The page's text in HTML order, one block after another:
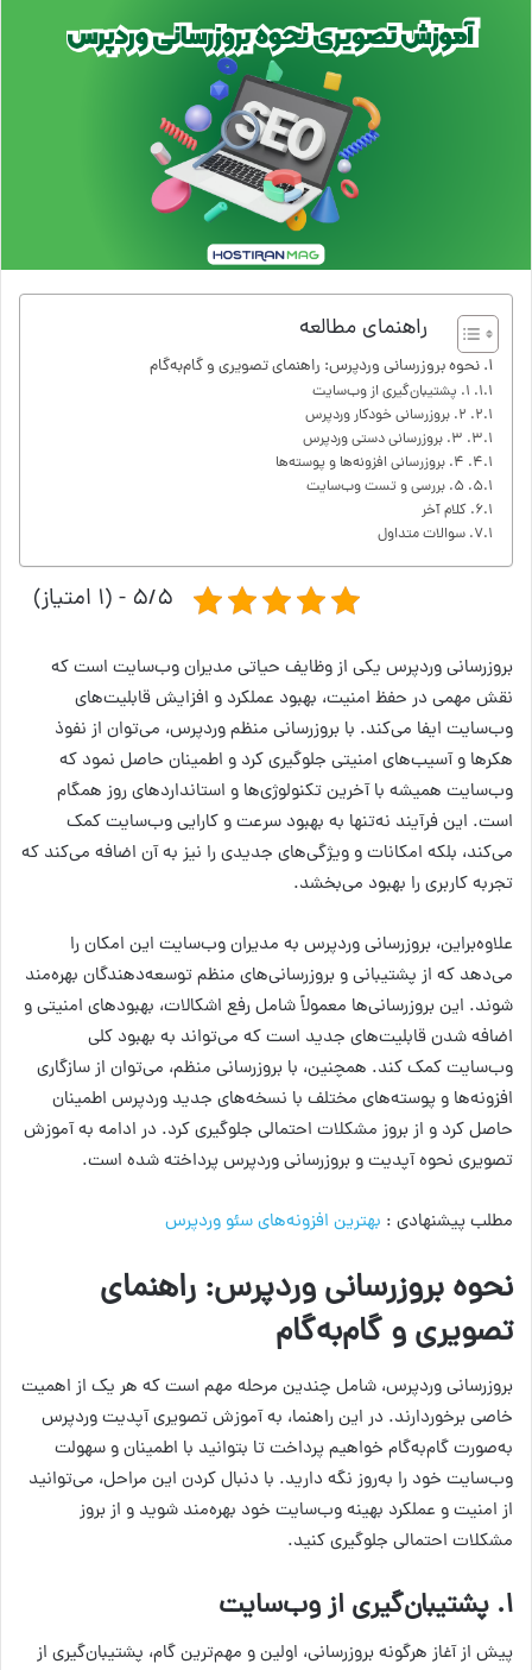
راهنمای مطالعه
نحوه بروز‌رسانی وردپرس: راهنمای تصویری و گام‌به‌گام
۱. پشتیبان‌گیری از وب‌سایت
۲. بروز‌رسانی خودکار وردپرس
۳. بروز‌رسانی دستی وردپرس
۴. بروز‌رسانی افزونه‌ها و پوسته‌ها
۵. بررسی و تست وب‌سایت
کلام آخر
سوالات متداول
۵/۵ - (۱ امتیاز)
بروز‌رسانی وردپرس یکی از وظایف حیاتی مدیران وب‌سایت است که
نقش مهمی در حفظ امنیت، بهبود عملکرد و افزایش قابلیت‌های
وب‌سایت ایفا می‌کند. با بروز‌رسانی منظم وردپرس، می‌توان از نفوذ
هکرها و آسیب‌های امنیتی جلوگیری کرد و اطمینان حاصل نمود که
وب‌سایت همیشه با آخرین تکنولوژی‌ها و استانداردهای روز همگام
است. این فرآیند نه‌تنها به بهبود سرعت و کارایی وب‌سایت کمک
می‌کند، بلکه امکانات و ویژگی‌های جدیدی را نیز به آن اضافه می‌کند که
تجربه کاربری را بهبود می‌بخشد.
علاوه‌بر‌این، بروز‌رسانی وردپرس به مدیران وب‌سایت این امکان را
می‌دهد که از پشتیبانی و بروزرسانی‌های منظم توسعه‌دهندگان بهره‌مند
شوند. این بروزرسانی‌ها معمولاً شامل رفع اشکالات، بهبودهای امنیتی و
اضافه شدن قابلیت‌های جدید است که می‌تواند به بهبود کلی
وب‌سایت کمک کند. همچنین، با بروز‌رسانی منظم، می‌توان از سازگاری
افزونه‌ها و پوسته‌های مختلف با نسخه‌های جدید وردپرس اطمینان
حاصل کرد و از بروز مشکلات احتمالی جلوگیری کرد. در ادامه به آموزش
تصویری نحوه آپدیت و بروز‌رسانی وردپرس پرداخته شده است.
مطلب پیشنهادی : بهترین افزونه‌های سئو وردپرس
نحوه بروز‌رسانی وردپرس: راهنمای
تصویری و گام‌به‌گام
بروزرسانی وردپرس، شامل چندین مرحله مهم است که هر یک از اهمیت
خاصی برخوردارند. در این راهنما، به آموزش تصویری آپدیت وردپرس
به‌صورت گام‌به‌گام خواهیم پرداخت تا بتوانید با اطمینان و سهولت
وب‌سایت خود را به‌روز نگه دارید. با دنبال کردن این مراحل، می‌توانید
از امنیت و عملکرد بهینه وب‌سایت خود بهره‌مند شوید و از بروز
مشکلات احتمالی جلوگیری کنید.
۱. پشتیبان‌گیری از وب‌سایت
پیش از آغاز هرگونه بروزرسانی، اولین و مهم‌ترین گام، پشتیبان‌گیری از